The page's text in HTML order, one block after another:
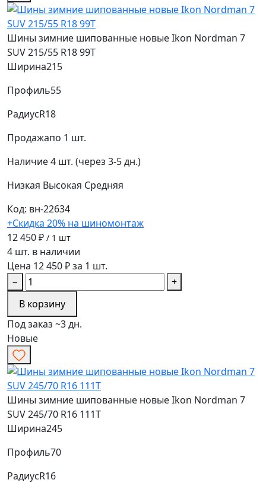
Шины зимние шипованные новые Ikon Nordman 7
SUV 215/55 R18 99T
Ширина215
Профиль55
РадиусR18
Продажапо 1 шт.
Наличие4 шт. (через 3-5 дн.)
Низкая Высокая Средняя
Код: вн-22634
+Скидка 20% на шиномонтаж
12 450 ₽ / 1 шт
4 шт. в наличии
Цена 12 450 ₽ за 1 шт.
−
+
В корзину
Под заказ ~3 дн.
Новые
Шины зимние шипованные новые Ikon Nordman 7
SUV 245/70 R16 111T
Ширина245
Профиль70
РадиусR16